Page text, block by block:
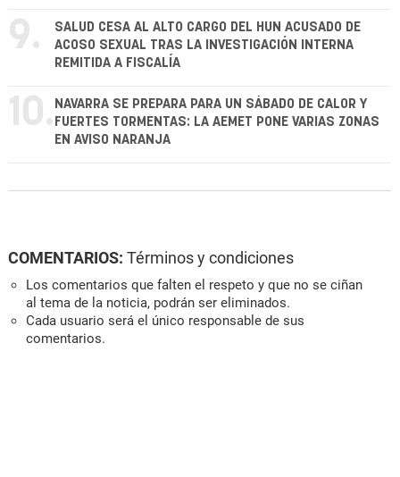
9.
SALUD CESA AL ALTO CARGO DEL HUN ACUSADO DE
ACOSO SEXUAL TRAS LA INVESTIGACIÓN INTERNA
REMITIDA A FISCALÍA
10. NAVARRA SE PREPARA PARA UN SÁBADO DE CALOR Y
FUERTES TORMENTAS: LA AEMET PONE VARIAS ZONAS
EN AVISO NARANJA
COMENTARIOS: Términos y condiciones
Los comentarios que falten el respeto y que no se ciñan
al tema de la noticia, podrán ser eliminados.
Cada usuario será el único responsable de sus
comentarios.